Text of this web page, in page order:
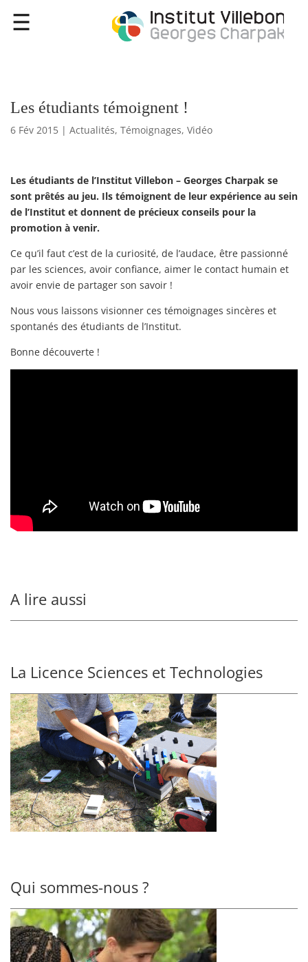
Les étudiants témoignent !
6 Fév 2015 | Actualités, Témoignages, Vidéo
Les étudiants de l’Institut Villebon – Georges Charpak se
sont prêtés au jeu. Ils témoignent de leur expérience au sein
de l’Institut et donnent de précieux conseils pour la
promotion à venir.
Ce qu’il faut c’est de la curiosité, de l’audace, être passionné
par les sciences, avoir confiance, aimer le contact humain et
avoir envie de partager son savoir !
Nous vous laissons visionner ces témoignages sincères et
spontanés des étudiants de l’Institut.
Bonne découverte !
A lire aussi
La Licence Sciences et Technologies
Qui sommes-nous ?